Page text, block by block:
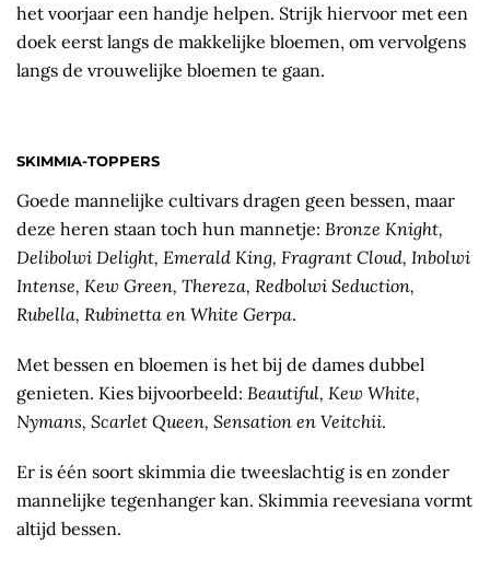
het voorjaar een handje helpen. Strijk hiervoor met een
doek eerst langs de makkelijke bloemen, om vervolgens
langs de vrouwelijke bloemen te gaan.
SKIMMIA-TOPPERS
Goede mannelijke cultivars dragen geen bessen, maar
deze heren staan toch hun mannetje: Bronze Knight,
Delibolwi Delight, Emerald King, Fragrant Cloud, Inbolwi
Intense, Kew Green, Thereza, Redbolwi Seduction,
Rubella, Rubinetta en White Gerpa.
Met bessen en bloemen is het bij de dames dubbel
genieten. Kies bijvoorbeeld: Beautiful, Kew White,
Nymans, Scarlet Queen, Sensation en Veitchii.
Er is één soort skimmia die tweeslachtig is en zonder
mannelijke tegenhanger kan. Skimmia reevesiana vormt
altijd bessen.